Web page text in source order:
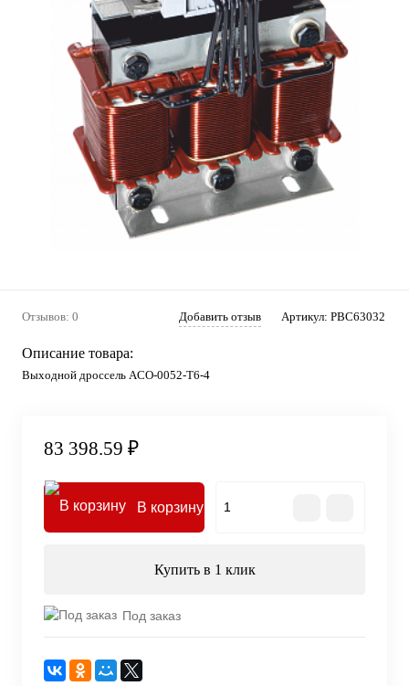
Отзывов: 0 Добавить отзыв Артикул: PBC63032
Описание товара:
Выходной дроссель ACO-0052-T6-4
83 398.59 ₽
В корзину
Купить в 1 клик
Под заказ